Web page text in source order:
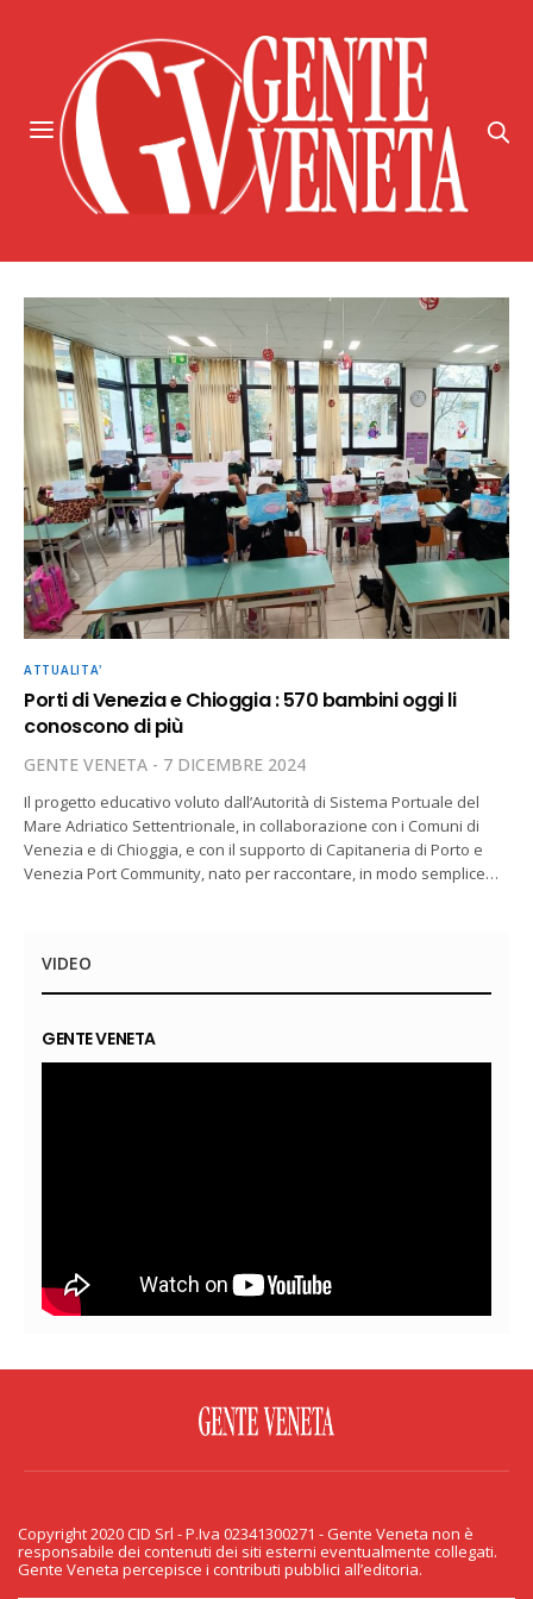
ATTUALITA'
Porti di Venezia e Chioggia : 570 bambini oggi li
conoscono di più
GENTE VENETA 7 DICEMBRE 2024
Il progetto educativo voluto dall’Autorità di Sistema Portuale del
Mare Adriatico Settentrionale, in collaborazione con i Comuni di
Venezia e di Chioggia, e con il supporto di Capitaneria di Porto e
Venezia Port Community, nato per raccontare, in modo semplice…
VIDEO
GENTE VENETA
PRIVACY & COOKIE
Copyright 2020 CID Srl - P.Iva 02341300271 - Gente Veneta non è responsabile
dei contenuti dei siti esterni eventualmente collegati. Gente Veneta percepisce
Copyright 2020 CID Srl - P.Iva 02341300271 - Gente Veneta non è
responsabile dei contenuti dei siti esterni eventualmente collegati.
Gente Veneta percepisce i contributi pubblici all’editoria.